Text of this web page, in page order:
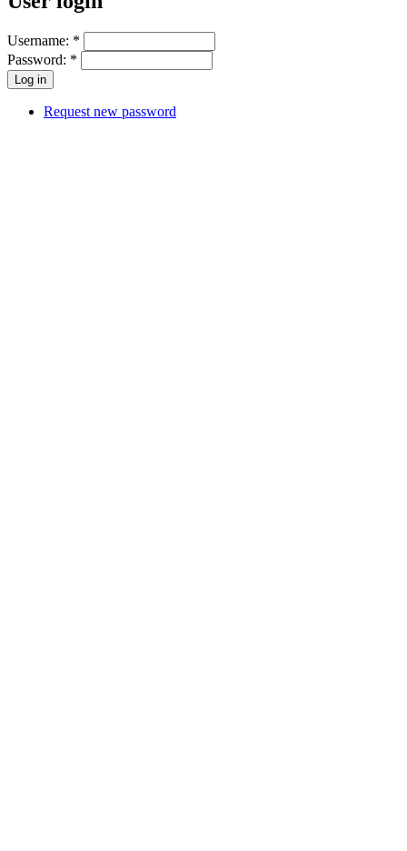
Username: *
Password: *
Request new password